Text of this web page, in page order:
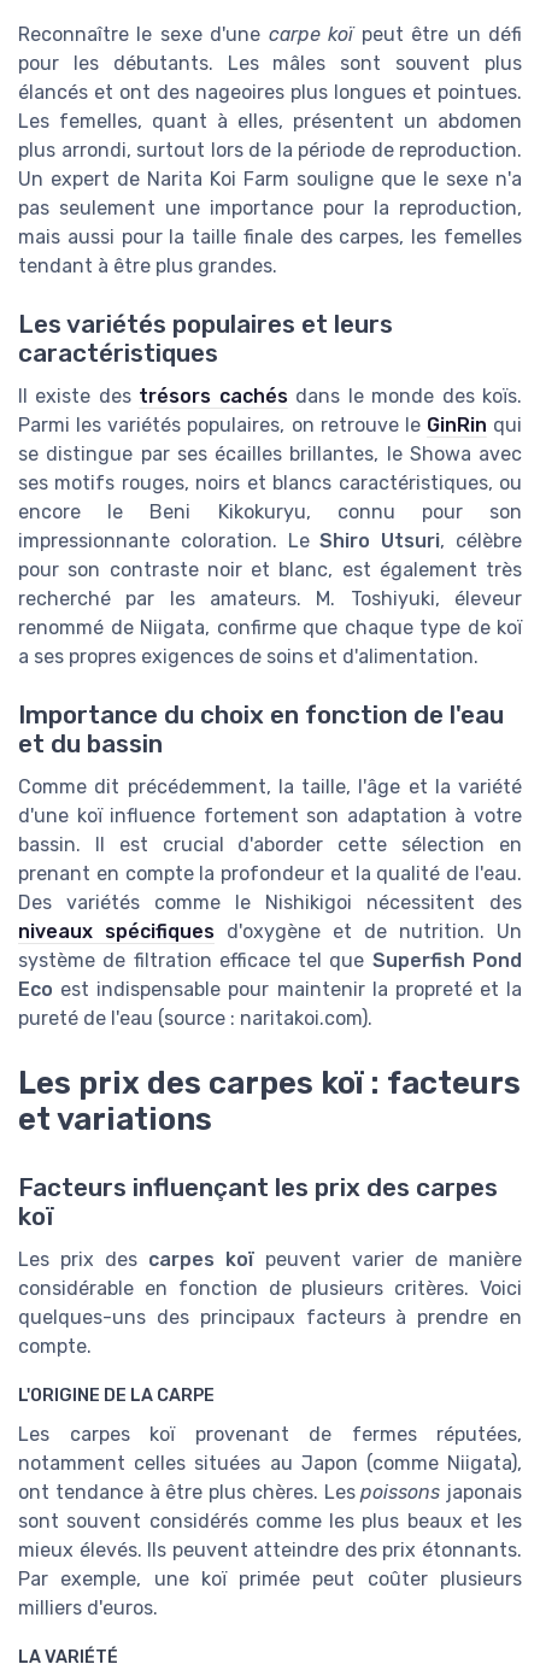
Reconnaître le sexe d'une carpe koïpeut être un défi
pour les débutants. Les mâles sont souvent plus
élancés et ont des nageoires plus longues et pointues.
Les femelles, quant à elles, présentent un abdomen
plus arrondi, surtout lors de la période de reproduction.
Un expert de Narita Koi Farm souligne que le sexe n'a
pas seulement une importance pour la reproduction,
mais aussi pour la taille finale des carpes, les femelles
tendant à être plus grandes.
Les variétés populaires et leurs
caractéristiques
Il existe des trésors cachésdans le monde des koïs.
Parmi les variétés populaires, on retrouve le GinRin qui
se distingue par ses écailles brillantes, le Showa avec
ses motifs rouges, noirs et blancs caractéristiques, ou
encore le Beni Kikokuryu, connu pour son
impressionnante coloration. LeShiro Utsuri, célèbre
pour son contraste noir et blanc, est également très
recherché par les amateurs. M. Toshiyuki, éleveur
renommé de Niigata, confirme que chaque type de koï
a ses propres exigences de soins et d'alimentation.
Importance du choix en fonction de l'eau
et du bassin
Comme dit précédemment, la taille, l'âge et la variété
d'une koï influence fortement son adaptation à votre
bassin. Il est crucial d'aborder cette sélection en
prenant en compte la profondeur et la qualité de l'eau.
Des variétés comme le Nishikigoi nécessitent des
niveaux spécifiques d'oxygène et de nutrition. Un
système de filtration efficace tel que Superfish Pond
Eco est indispensable pour maintenir la propreté et la
pureté de l'eau (source : naritakoi.com).
Les prix des carpes koï : facteurs
et variations
Facteurs influençant les prix des carpes
koï
Les prix des carpes koï peuvent varier de manière
considérable en fonction de plusieurs critères. Voici
quelques-uns des principaux facteurs à prendre en
compte.
L'ORIGINE DE LA CARPE
Les carpes koï provenant de fermes réputées,
notamment celles situées au Japon (comme Niigata),
ont tendance à être plus chères. Lespoissons japonais
sont souvent considérés comme les plus beaux et les
mieux élevés. Ils peuvent atteindre des prix étonnants.
Par exemple, une koï primée peut coûter plusieurs
milliers d'euros.
LA VARIÉTÉ